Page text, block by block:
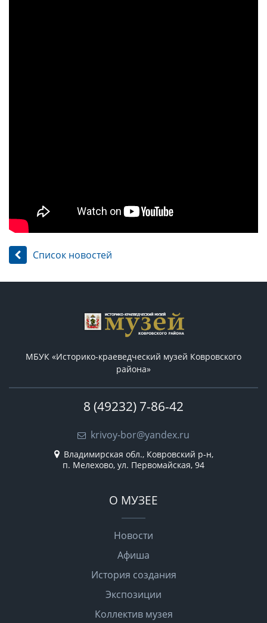
Список новостей
МБУК «Историко-краеведческий музей Ковровского
района»
8 (49232) 7-86-42
krivoy-bor@yandex.ru
Владимирская обл., Ковровский р-н,
п. Мелехово, ул. Первомайская, 94
О МУЗЕЕ
Новости
Афиша
История создания
Экспозиции
Коллектив музея